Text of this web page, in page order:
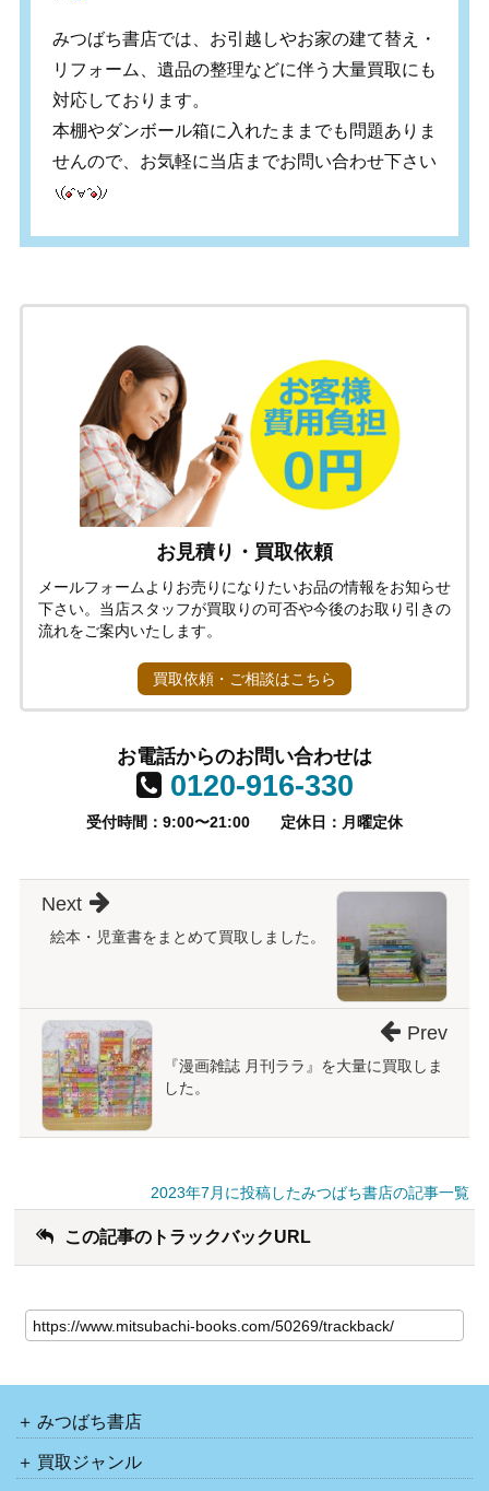
みつばち書店では、お引越しやお家の建て替え・
リフォーム、遺品の整理などに伴う大量買取にも
対応しております。
本棚やダンボール箱に入れたままでも問題ありま
せんので、お気軽に当店までお問い合わせ下さい
お見積り・買取依頼
メールフォームよりお売りになりたいお品の情報をお知らせ
下さい。当店スタッフが買取りの可否や今後のお取り引きの
流れをご案内いたします。
買取依頼・ご相談はこちら
お電話からのお問い合わせは
0120-916-330
受付時間：9:00〜21:00 定休日：月曜定休
絵本・児童書をまとめて買取しました。
Next
『漫画雑誌 月刊ララ』を大量に買取しま
した。
Prev
2023年7月に投稿したみつばち書店の記事一覧
この記事のトラックバックURL
みつばち書店
買取ジャンル